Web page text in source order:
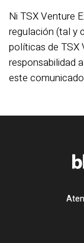
Ni TSX Venture
regulación (tal y
políticas de TSX
responsabilidad
este